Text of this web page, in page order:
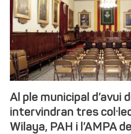
Al ple municipal d’avui
intervindran tres
Wilaya, PAH i l’AMPA